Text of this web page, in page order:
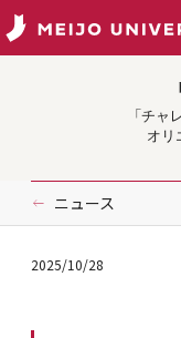
「チャ
オリ
ニュース
2025/10/28